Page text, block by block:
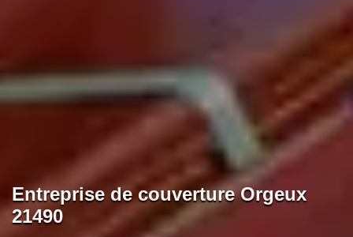
Entreprise de couverture Orgeux
21490